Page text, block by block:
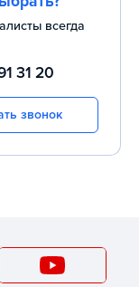
всегда
31 20
звонок